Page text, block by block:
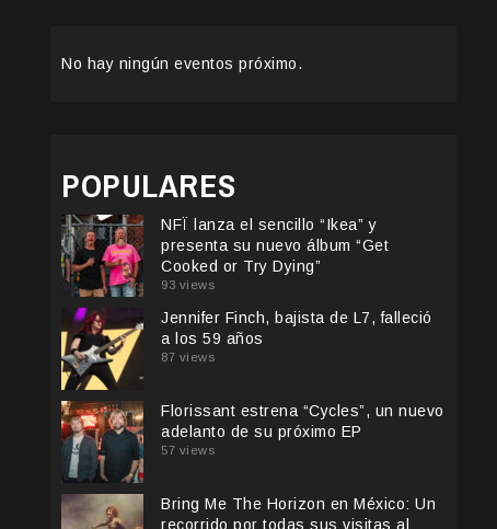
No hay ningún eventos próximo.
POPULARES
NFÏ lanza el sencillo “Ikea” y
presenta su nuevo álbum “Get
Cooked or Try Dying”
93 views
Jennifer Finch, bajista de L7, falleció
a los 59 años
87 views
Florissant estrena “Cycles”, un nuevo
adelanto de su próximo EP
57 views
Bring Me The Horizon en México: Un
recorrido por todas sus visitas al